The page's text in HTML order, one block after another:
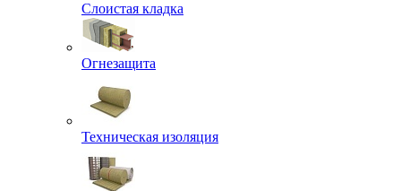
Слоистая кладка
Огнезащита
Техническая изоляция